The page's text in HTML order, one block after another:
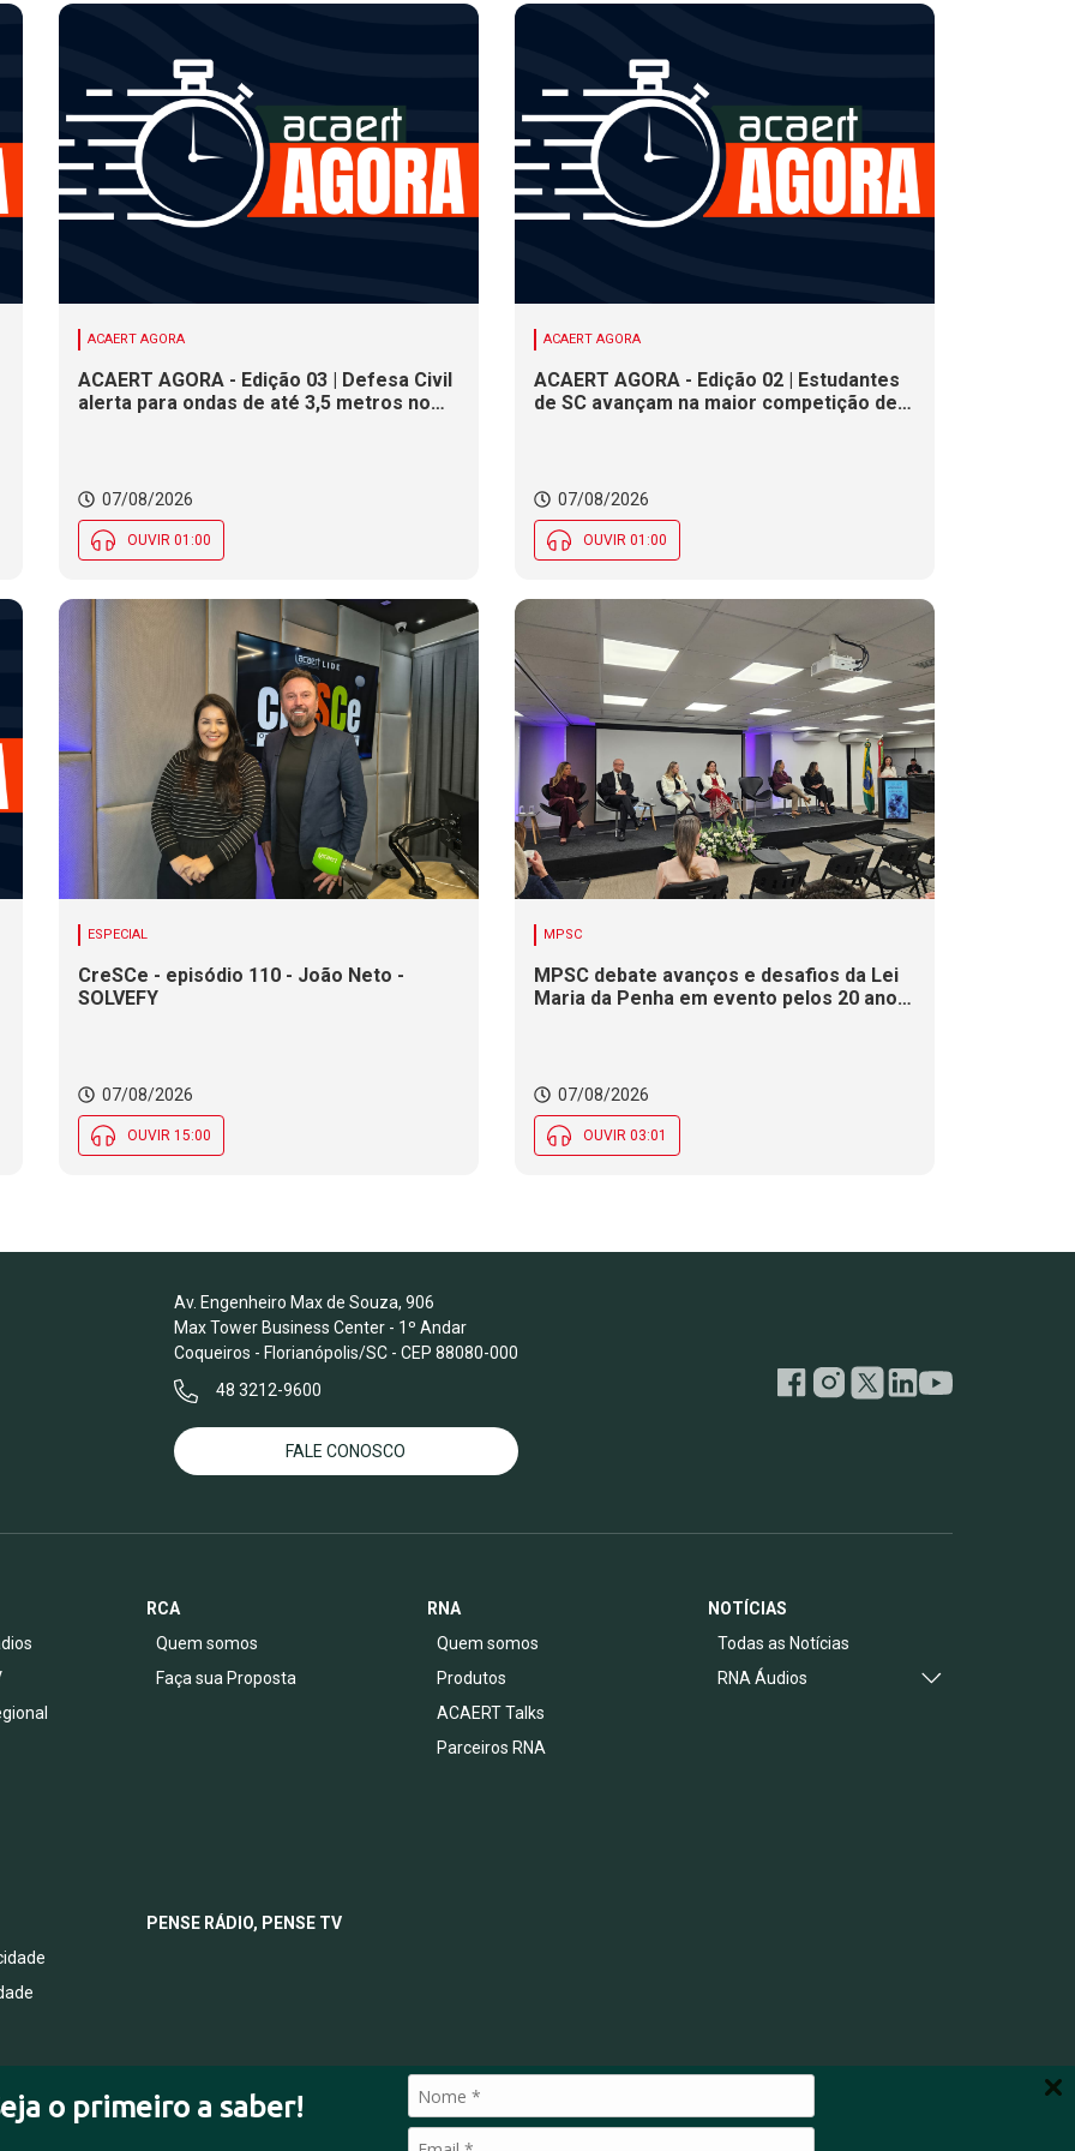
o primeiro a saber!
ACAERT AGORA
ACAERT AGORA - Edição 03 | Defesa Civil
alerta para ondas de até 3,5 metros no
tradições indígenas e de imigrantes em
SC
07/08/2026
OUVIR 01:00
ACAERT AGORA
ACAERT AGORA - Edição 02 | Estudantes
de SC avançam na maior competição de
Certificação de Responsabilidade Social
nesta sexta (7)
07/08/2026
OUVIR 01:00
ESPECIAL
CreSCe - episódio 110 - João Neto -
SOLVEFY
07/08/2026
OUVIR 15:00
MPSC
MPSC debate avanços e desafios da Lei
Maria da Penha em evento pelos 20 anos
07/08/2026
OUVIR 03:01
Av. Engenheiro Max de Souza, 906
Max Tower Business Center - 1º Andar
Coqueiros - Florianópolis/SC - CEP 88080-000
48 3212-9600
FALE CONOSCO
RCA
Quem somos
Faça sua Proposta
RNA
Quem somos
Produtos
ACAERT Talks
Parceiros RNA
NOTÍCIAS
Todas as Notícias
RNA Áudios
PENSE RÁDIO, PENSE TV